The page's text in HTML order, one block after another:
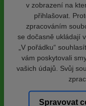
v zobrazení na
přihlašovat.
zpracováním
se dočasně ukládají
„V pořádku“
vám poskytovali
vašich údajů. Svůj
Spravovat